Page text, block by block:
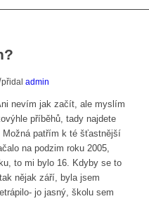
přidal admin
nevím jak začít, ale myslím
příběhů, tady najdete
patřím k té šťastnější
na podzim roku 2005,
to mi bylo 16. Kdyby se to
nějak září, byla jsem
jo jasný, školu sem